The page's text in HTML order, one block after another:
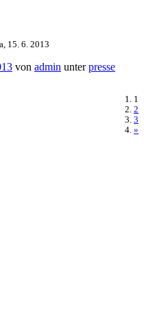
15. 6. 2013
von admin unterpresse
1
2
3
»